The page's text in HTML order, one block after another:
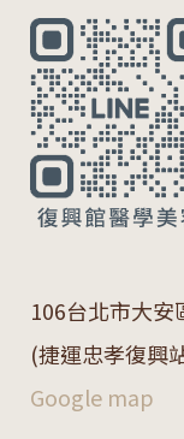
106台北市大安
(捷運忠孝復興
Google map